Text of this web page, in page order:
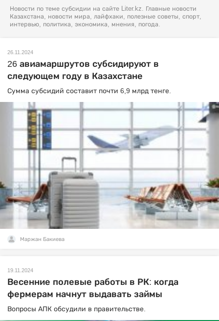
Новости по теме субсидии на сайте Liter.kz. Главные новости
Казахстана, новости мира, лайфхаки, полезные советы, спорт,
интервью, политика, экономика, мнения, погода.
26.11.2024
26 авиамаршрутов субсидируют в
следующем году в Казахстане
Сумма субсидий составит почти 6,9 млрд тенге.
Маржан Бакиева
19.11.2024
Весенние полевые работы в РК: когда
фермерам начнут выдавать займы
Вопросы АПК обсудили в правительстве.